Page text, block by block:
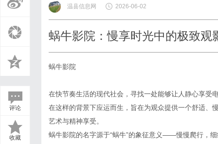
›
评论
收藏
温县信息网 2026-06-02
蜗牛影院：慢享时光中的极致观
蜗牛影院
在快节奏生活的现代社会，寻找一处能够让人静心享受
在这样的背景下应运而生，旨在为观众提供一个舒适、
艺术与精神享受。
蜗牛影院的名字源于“蜗牛”的象征意义——慢慢爬行，